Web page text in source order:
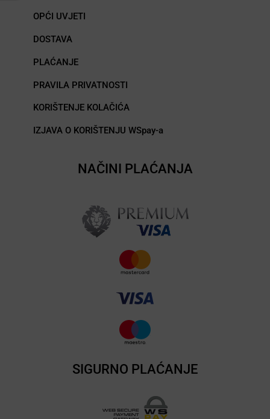
OPĆI UVJETI
DOSTAVA
PLAĆANJE
PRAVILA PRIVATNOSTI
KORIŠTENJE KOLAČIĆA
IZJAVA O KORIŠTENJU WSpay-a
NAČINI PLAĆANJA
SIGURNO PLAĆANJE